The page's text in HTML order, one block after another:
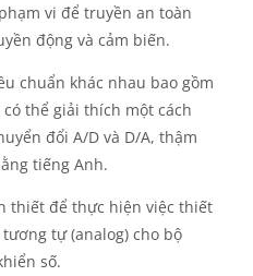
vi để truyền an toàn
động và cảm biến.
chuẩn khác nhau bao gồm
thể giải thích một cách
đổi A/D và D/A, thậm
tiếng Anh.
thiết để thực hiện việc thiết
tự (analog) cho bộ
số.